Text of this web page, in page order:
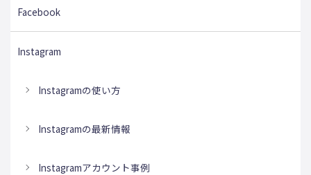
Facebook
Instagram
Instagramの使い方
Instagramの最新情報
Instagramアカウント事例